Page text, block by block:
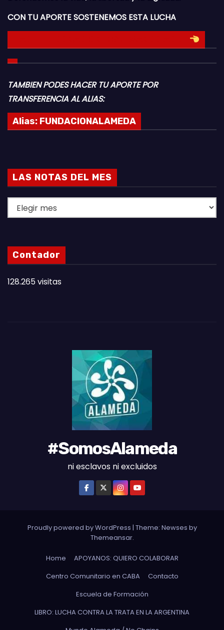
CON TU APORTE SOSTENEMOS ESTA LUCHA
TAMBIEN PODES HACER TU APORTE POR
TRANSFERENCIA AL ALIAS:
Alias: FUNDACIONALAMEDA
LAS NOTAS DEL MES
A
N
O
A
Contador
128.265 visitas
#SomosAlameda
ni esclavos ni excluidos
Proudly powered by WordPress | Theme: Newses by
Themeansar.
Home
APOYANOS: QUIERO COLABORAR
Centro Comunitario en CABA
Contacto
Escuela de Formación
LIBRO: LUCHA CONTRA LA TRATA EN LA ARGENTINA